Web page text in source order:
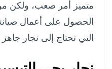
متميز أمر صعب، ولكن من
الحصول على أعمال صيانة
التي تحتاج إلى نجار جاهز